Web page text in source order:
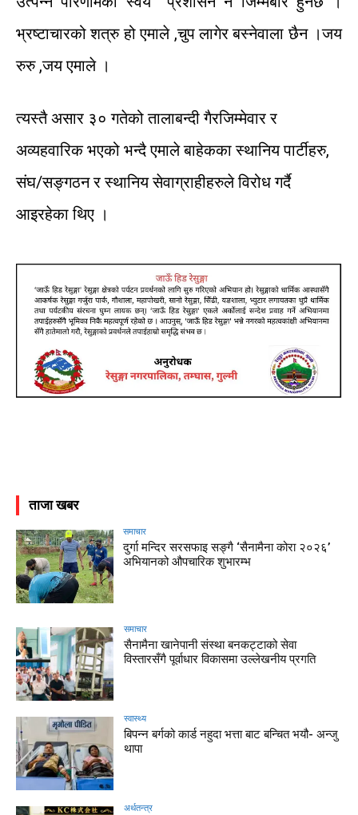
भ्रष्टाचारको शत्रु हो एमाले,चुप लागेरबस्नेवाला छैन ।जय
रुरु,जय एमाले ।
त्यस्तै असार ३० गतेको तालाबन्दी गैरजिम्मेवार र
अव्यहवारिक भएको भन्दै एमाले बाहेकका स्थानिय पार्टीहरु,
संघ/सङ्गठन रस्थानिय सेवाग्राहीहरुले विरोध गर्दै
आइरहेका थिए ।
ताजा खबर
समाचार
दुर्गा मन्दिर सरसफाइ सङ्गै ‘सैनामैना कोरा २०२६’
अभियानको औपचारिक शुभारम्भ
समाचार
सैनामैना खानेपानी संस्था बनकट्टाको सेवा
विस्तारसँगै पूर्वाधार विकासमा उल्लेखनीय प्रगति
स्वास्थ्य
बिपन्न बर्गको कार्ड नहुदा भत्ता बाट बन्चित भयौ- अन्जु
थापा
अर्थतन्त्र